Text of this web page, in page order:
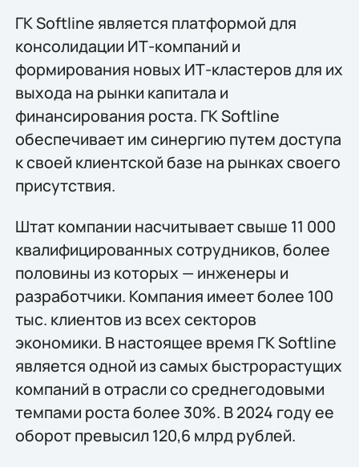
ГК Softline является платформой для
консолидации ИТ-компаний и
формирования новых ИТ-кластеров для их
выхода на рынки капитала и
финансирования роста. ГК Softline
обеспечивает им синергию путем доступа
к своей клиентской базе на рынках своего
присутствия.
Штат компании насчитывает свыше 11 000
квалифицированных сотрудников, более
половины из которых — инженеры и
разработчики. Компания имеет более 100
тыс. клиентов из всех секторов
экономики. В настоящее время ГК Softline
является одной из самых быстрорастущих
компаний в отрасли со среднегодовыми
темпами роста более 30%. В 2024 году ее
оборот превысил 120,6 млрд рублей.